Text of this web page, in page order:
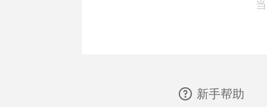
新手帮助